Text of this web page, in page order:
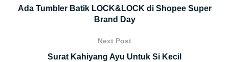
Ada Tumbler Batik LOCK&LOCK di Shopee Super
Brand Day
Next Post
Surat Kahiyang Ayu Untuk Si Kecil